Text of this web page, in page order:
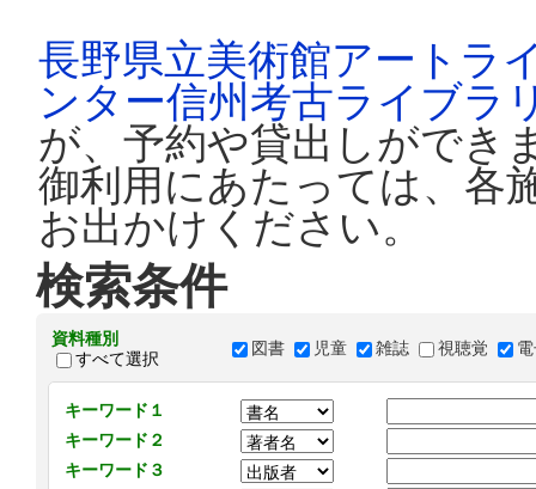
長野県立美術館アートラ
ンター信州考古ライブラ
が、予約や貸出しができ
御利用にあたっては、各
お出かけください。
検索条件
資料種別
すべて選択
図書 児童 雑誌 視聴覚
キーワード１
キーワード２
キーワード３